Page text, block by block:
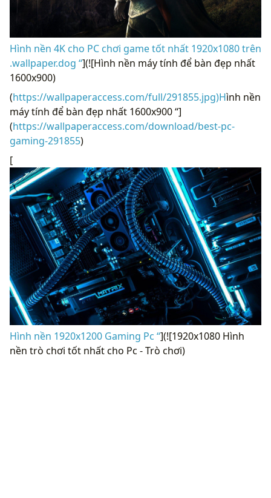
Hình nền 4K cho PC chơi game tốt nhất 1920x1080 trên
.wallpaper.dog “](![Hình nền máy tính để bàn đẹp nhất
1600x900)
(https://wallpaperaccess.com/full/291855.jpg)Hình nền
máy tính để bàn đẹp nhất 1600x900 “]
(https://wallpaperaccess.com/download/best-pc-
gaming-291855)
[
Hình nền 1920x1200 Gaming Pc “](![1920x1080 Hình
nền trò chơi tốt nhất cho Pc - Trò chơi)